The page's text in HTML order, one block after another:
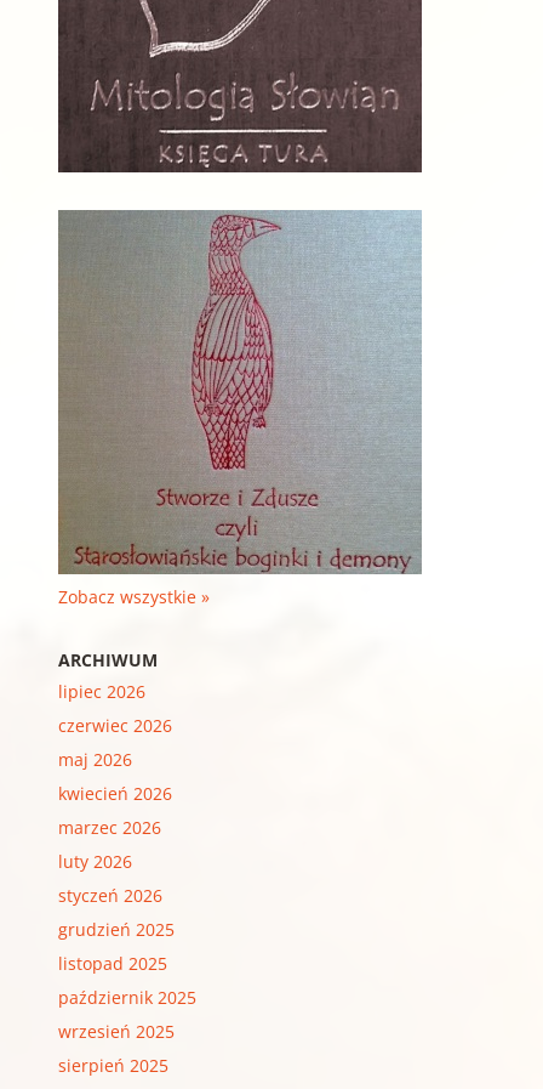
Zobacz wszystkie »
ARCHIWUM
lipiec 2026
czerwiec 2026
maj 2026
kwiecień 2026
marzec 2026
luty 2026
styczeń 2026
grudzień 2025
listopad 2025
październik 2025
wrzesień 2025
sierpień 2025